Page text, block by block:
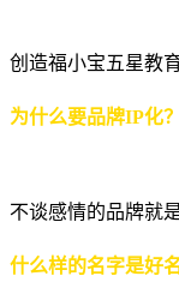
创造福小宝五星教
为什么要品牌IP化？
不谈感情的品牌就
什么样的名字是好名